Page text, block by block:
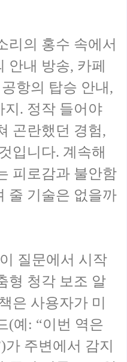
리의 홍수 속에서
안내 방송, 카페
항의 탑승 안내,
지. 정작 들어야
곤란했던 경험,
입니다. 계속해
피로감과 불안함
줄 기술은 없을까
질문에서 시작
형 청각 보조 알
은 사용자가 미
(예: “이번 역은
주변에서 감지